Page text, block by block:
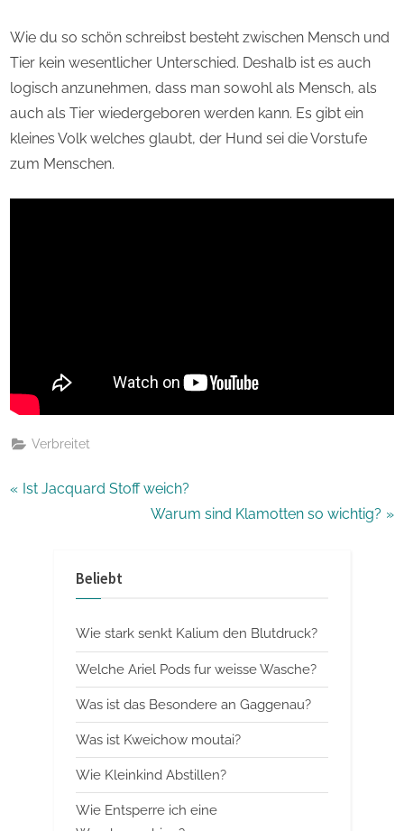
Wie du so schön schreibst besteht zwischen Mensch und
Tier kein wesentlicher Unterschied. Deshalb ist es auch
logisch anzunehmen, dass man sowohl als Mensch, als
auch als Tier wiedergeboren werden kann. Es gibt ein
kleines Volk welches glaubt, der Hund sei die Vorstufe
zum Menschen.
Verbreitet
Beitragsnavigation
P
Ist Jacquard Stoff weich?
N
o
s
t
:
Warum sind Klamotten so wichtig?
Beliebt
Wie stark senkt Kalium den Blutdruck?
Welche Ariel Pods fur weisse Wasche?
Was ist das Besondere an Gaggenau?
Was ist Kweichow moutai?
Wie Kleinkind Abstillen?
Wie Entsperre ich eine